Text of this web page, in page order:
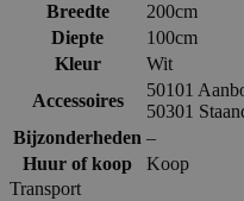
Breedte
200cm
Diepte
100cm
Kleur
Wit
Accessoires
50101
50301
Bijzonderheden –
Huur of koop
Koop
Transport